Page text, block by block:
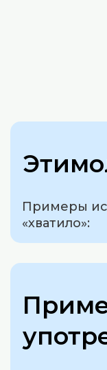
Примеры
«хватило»: